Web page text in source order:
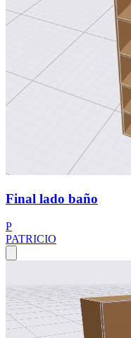
Final lado baño
P
PATRICIO